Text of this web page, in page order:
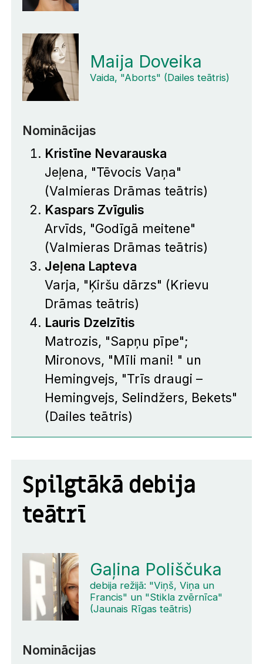
Maija Doveika
Vaida, "Aborts" (Dailes teātris)
Nominācijas
Kristīne Nevarauska
Jeļena, "Tēvocis Vaņa"
(Valmieras Drāmas teātris)
Kaspars Zvīgulis
Arvīds, "Godīgā meitene"
(Valmieras Drāmas teātris)
Jeļena Lapteva
Varja, "Ķiršu dārzs" (Krievu
Drāmas teātris)
Lauris Dzelzītis
Matrozis, "Sapņu pīpe";
Mironovs, "Mīli mani! " un
Hemingvejs, "Trīs draugi –
Hemingvejs, Selindžers, Bekets"
(Dailes teātris)
Spilgtākā debija
teātrī
Gaļina Poliščuka
debija režijā: "Viņš, Viņa un
Francis" un "Stikla zvērnīca"
(Jaunais Rīgas teātris)
Nominācijas